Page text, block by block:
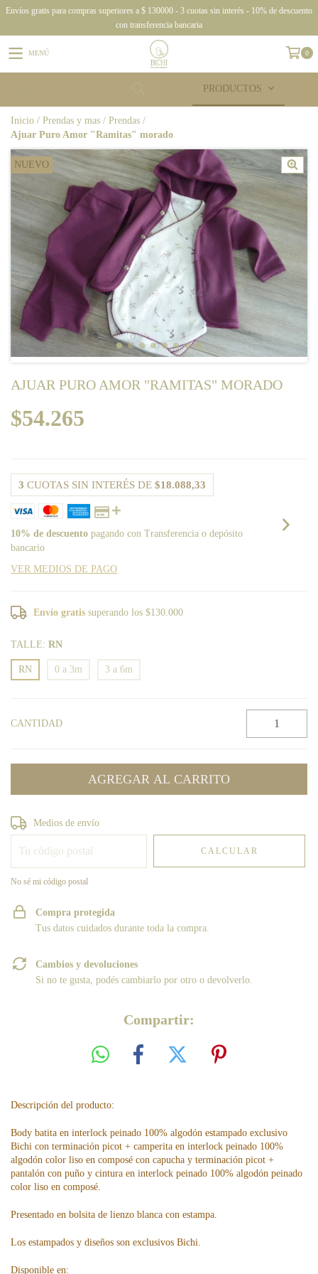
Envíos gratis para compras superiores a $ 130000 - 3 cuotas sin interés - 10% de descuento
con transferencia bancaria
MENÚ 0
PRODUCTOS
Inicio / Prendas y mas / Prendas /
Ajuar Puro Amor "Ramitas" morado
NUEVO
AJUAR PURO AMOR "RAMITAS" MORADO
$54.265
3 CUOTAS SIN INTERÉS DE $18.088,33
10% de descuento pagando con Transferencia o depósito
bancario
VER MEDIOS DE PAGO
Envío gratis superando los$130.000
TALLE: RN
RN 0 a 3m 3 a 6m
CANTIDAD
Entregas para el CP:
Medios de envío
CALCULAR
No sé mi código postal
Compra protegida
Tus datos cuidados durante toda la compra.
Cambios y devoluciones
Si no te gusta, podés cambiarlo por otro o devolverlo.
Compartir:
Descripción del producto:
Body batita en interlock peinado 100% algodón estampado exclusivo
Bichi con terminación picot + camperita en interlock peinado 100%
algodón color liso en composé con capucha y terminación picot +
pantalón con puño y cintura en interlock peinado 100% algodón peinado
color liso en composé.
Presentado en bolsita de lienzo blanca con estampa.
Los estampados y diseños son exclusivos Bichi.
Disponible en: